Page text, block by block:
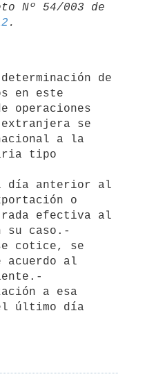
Nº 54/003 de
en este
operaciones
extranjera se
a la
tipo
día anterior al
o
efectiva al
caso.-
cotice, se
acuerdo al
a esa
último día